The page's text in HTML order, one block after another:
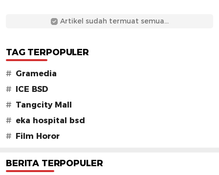
Artikel sudah termuat semua...
TAG TERPOPULER
# Gramedia
#
ICE BSD
# Tangcity Mall
# eka hospital bsd
#
Film Horor
BERITA TERPOPULER